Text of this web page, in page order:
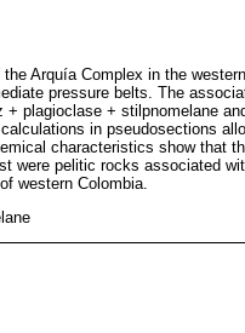
Arquía Complex in the
pressure belts. The
plagioclase + stilpnomelane
in pseudosections
characteristics show that
were pelitic rocks associated
western Colombia.